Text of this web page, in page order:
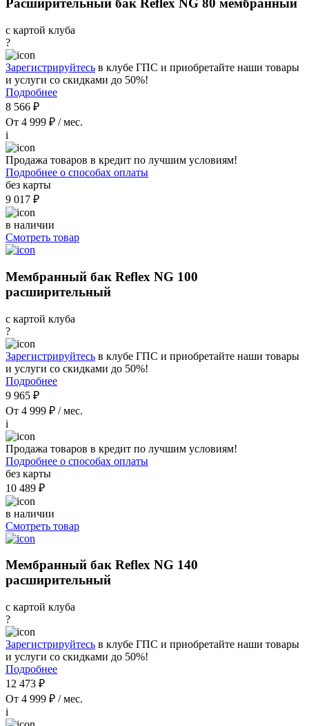
Расширительный бак Reflex NG 80 мембранный
с картой клуба
?
Зарегистрируйтесь в клубе ГПС и приобретайте наши товары
и услуги со скидками до 50%!
Подробнее
8 566 ₽
От 4 999 ₽ / мес.
i
Продажа товаров в кредит по лучшим условиям!
Подробнее о способах оплаты
без карты
9 017 ₽
в наличии
Смотреть товар
Мембранный бак Reflex NG 100
расширительный
с картой клуба
?
Зарегистрируйтесь в клубе ГПС и приобретайте наши товары
и услуги со скидками до 50%!
Подробнее
9 965 ₽
От 4 999 ₽ / мес.
i
Продажа товаров в кредит по лучшим условиям!
Подробнее о способах оплаты
без карты
10 489 ₽
в наличии
Смотреть товар
Мембранный бак Reflex NG 140
расширительный
с картой клуба
?
Зарегистрируйтесь в клубе ГПС и приобретайте наши товары
и услуги со скидками до 50%!
Подробнее
12 473 ₽
От 4 999 ₽ / мес.
i